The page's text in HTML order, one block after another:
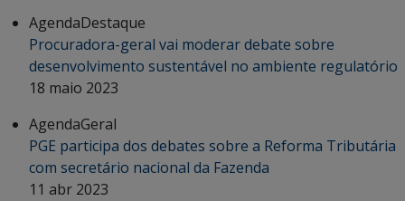
AgendaDestaque
Procuradora-geral vai moderar debate sobre
desenvolvimento sustentável no ambiente regulatório
18 maio 2023
AgendaGeral
PGE participa dos debates sobre a Reforma Tributária
com secretário nacional da Fazenda
11 abr 2023